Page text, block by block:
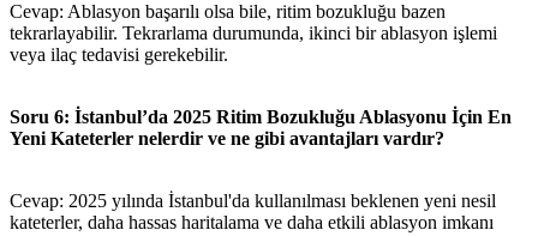
Cevap: Ablasyon başarılı olsa bile, ritim bozukluğu bazen
tekrarlayabilir. Tekrarlama durumunda, ikinci bir ablasyon işlemi
veya ilaç tedavisi gerekebilir.
Soru 6: İstanbul’da 2025 Ritim Bozukluğu Ablasyonu İçin En
Yeni Kateterler nelerdir ve ne gibi avantajları vardır?
Cevap: 2025 yılında İstanbul'da kullanılması beklenen yeni nesil
kateterler, daha hassas haritalama ve daha etkili ablasyon imkanı